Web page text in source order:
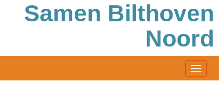
Samen Bilthoven
Noord